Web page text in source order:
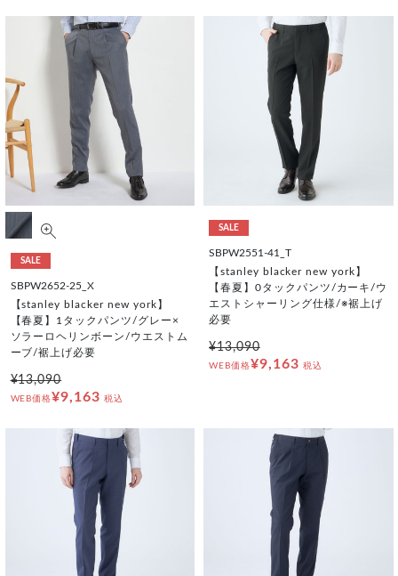
SALE
SBPW2652-25_X
【stanley blacker new york】
【春夏】1タックパンツ/グレー×
ソラーロヘリンボーン/ウエストム
ーブ/裾上げ必要
¥13,090
WEB価格¥9,163 税込
SALE
SBPW2551-41_T
【stanley blacker new york】
【春夏】0タックパンツ/カーキ/ウ
エストシャーリング仕様/※裾上げ
必要
¥13,090
WEB価格¥9,163 税込